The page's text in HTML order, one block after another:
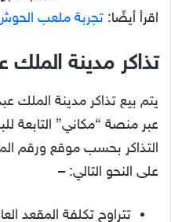
اقرأ أيضًا: تجربة ملعب الحوش
تذاكر مدينة الملك
يتم بيع تذاكر مدينة الملك
عبر منصة “مكاني” التابعة
التذاكر بحسب موقع ورقم
على النحو التالي: –